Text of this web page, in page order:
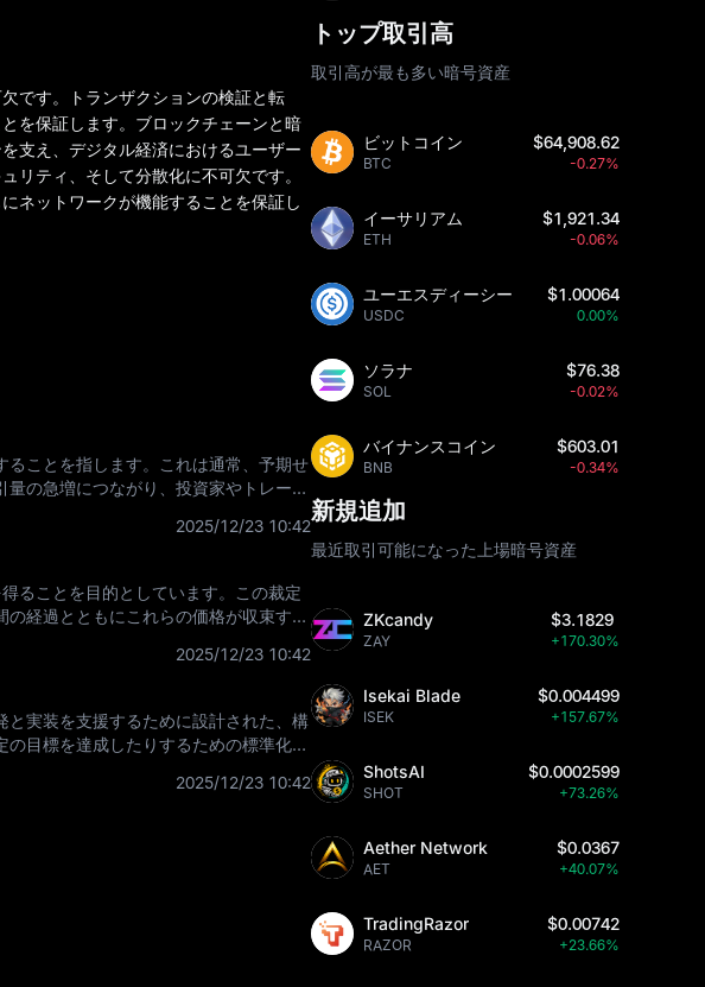
です。トランザクションの検証と転
を保証します。ブロックチェーンと暗
支え、デジタル経済におけるユーザー
リティ、そして分散化に不可欠です。
ネットワークが機能することを保証し
ることを指します。これは通常、予期せ
の急増につながり、投資家やトレーダ
2025/12/23 10:42
ることを目的としています。この裁定
経過とともにこれらの価格が収束する
2025/12/23 10:42
実装を支援するために設計された、構
目標を達成したりするための標準化さ
2025/12/23 10:42
トップ取引高
取引高が最も多い暗号資産
ビットコイン
BTC
$64,908.62
-0.27%
イーサリアム
ETH
$1,921.34
-0.06%
ユーエスディーシー
USDC
$1.00064
0.00%
ソラナ
SOL
$76.38
-0.02%
バイナンスコイン
BNB
$603.01
-0.34%
新規追加
最近取引可能になった上場暗号資産
ZKcandy
ZAY
$3.1829
+170.30%
Isekai Blade
ISEK
$0.004499
+157.67%
ShotsAI
SHOT
$0.0002599
+73.26%
Aether Network
AET
$0.0367
+40.07%
TradingRazor
RAZOR
$0.00742
+23.66%